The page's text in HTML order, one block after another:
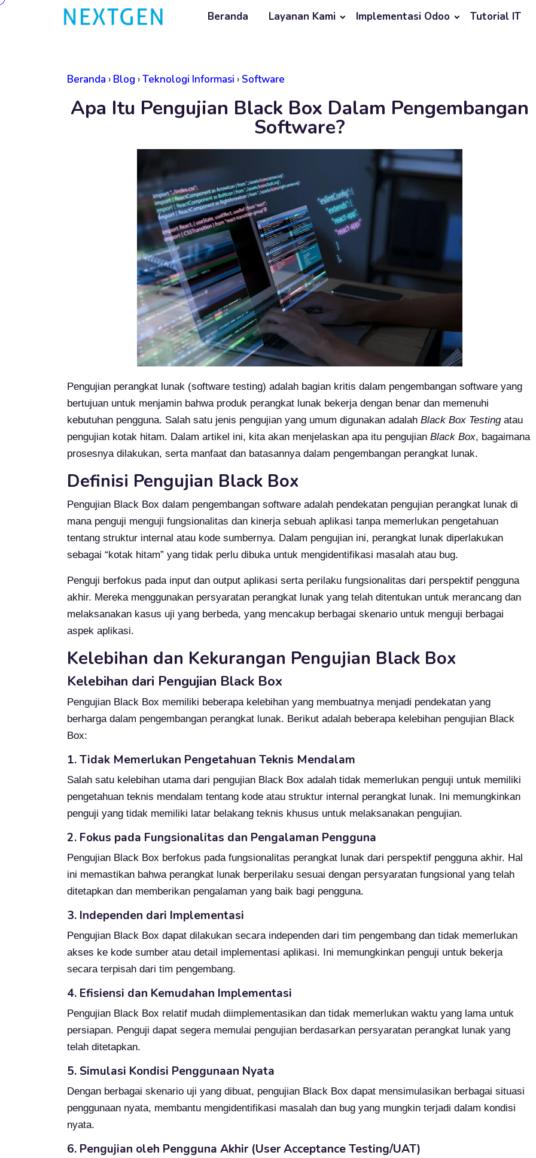
Beranda Layanan Kami Implementasi Odoo Tutorial IT
Beranda › Blog ›Teknologi Informasi › Software
Apa Itu Pengujian Black Box Dalam Pengembangan
Software?
Pengujian perangkat lunak (software testing) adalah bagian kritis dalam pengembangan software yang
bertujuan untuk menjamin bahwa produk perangkat lunak bekerja dengan benar dan memenuhi
kebutuhan pengguna. Salah satu jenis pengujian yang umum digunakan adalah Black Box Testingatau
pengujian kotak hitam. Dalam artikel ini, kita akan menjelaskan apa itu pengujian Black Box, bagaimana
prosesnya dilakukan, serta manfaat dan batasannya dalam pengembangan perangkat lunak.
Definisi Pengujian Black Box
Pengujian Black Box dalam pengembangan software adalah pendekatan pengujian perangkat lunak di
mana penguji menguji fungsionalitas dan kinerja sebuah aplikasi tanpa memerlukan pengetahuan
tentang struktur internal atau kode sumbernya. Dalam pengujian ini, perangkat lunak diperlakukan
sebagai “kotak hitam” yang tidak perlu dibuka untuk mengidentifikasi masalah atau bug.
Penguji berfokus pada input dan output aplikasi serta perilaku fungsionalitas dari perspektif pengguna
akhir. Mereka menggunakan persyaratan perangkat lunak yang telah ditentukan untuk merancang dan
melaksanakan kasus uji yang berbeda, yang mencakup berbagai skenario untuk menguji berbagai
aspek aplikasi.
Kelebihan dan Kekurangan Pengujian Black Box
Kelebihan dari Pengujian Black Box
Pengujian Black Box memiliki beberapa kelebihan yang membuatnya menjadi pendekatan yang
berharga dalam pengembangan perangkat lunak. Berikut adalah beberapa kelebihan pengujian Black
Box:
1. Tidak Memerlukan Pengetahuan Teknis Mendalam
Salah satu kelebihan utama dari pengujian Black Box adalah tidak memerlukan penguji untuk memiliki
pengetahuan teknis mendalam tentang kode atau struktur internal perangkat lunak. Ini memungkinkan
penguji yang tidak memiliki latar belakang teknis khusus untuk melaksanakan pengujian.
2. Fokus pada Fungsionalitas dan Pengalaman Pengguna
Pengujian Black Box berfokus pada fungsionalitas perangkat lunak dari perspektif pengguna akhir. Hal
ini memastikan bahwa perangkat lunak berperilaku sesuai dengan persyaratan fungsional yang telah
ditetapkan dan memberikan pengalaman yang baik bagi pengguna.
3. Independen dari Implementasi
Pengujian Black Box dapat dilakukan secara independen dari tim pengembang dan tidak memerlukan
akses ke kode sumber atau detail implementasi aplikasi. Ini memungkinkan penguji untuk bekerja
secara terpisah dari tim pengembang.
4. Efisiensi dan Kemudahan Implementasi
Pengujian Black Box relatif mudah diimplementasikan dan tidak memerlukan waktu yang lama untuk
persiapan. Penguji dapat segera memulai pengujian berdasarkan persyaratan perangkat lunak yang
telah ditetapkan.
5. Simulasi Kondisi Penggunaan Nyata
Dengan berbagai skenario uji yang dibuat, pengujian Black Box dapat mensimulasikan berbagai situasi
penggunaan nyata, membantu mengidentifikasi masalah dan bug yang mungkin terjadi dalam kondisi
nyata.
6. Pengujian oleh Pengguna Akhir (User Acceptance Testing/UAT)